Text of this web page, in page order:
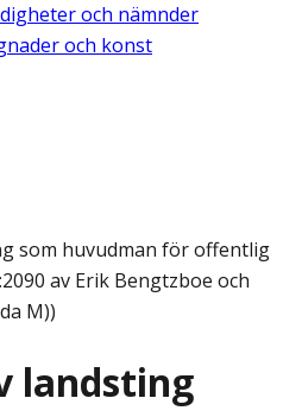
och nämnder
och konst
som huvudman för offentlig
av Erik Bengtzboe och
M))
landsting